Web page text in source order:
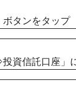
ボタンをタップ
投資信託口座」